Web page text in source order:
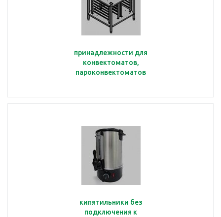
принадлежности для
конвектоматов,
пароконвектоматов
кипятильники без
подключения к